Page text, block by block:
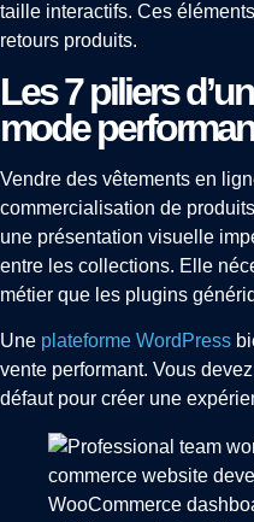
taille interactifs. Ces
retours produits.
Les 7 piliers
mode
Vendre des vêtements en
commercialisation de
une présentation visuelle
entre les collections. Elle
métier que les plugins
Une plateforme WordPress
vente performant. Vous
défaut pour créer une